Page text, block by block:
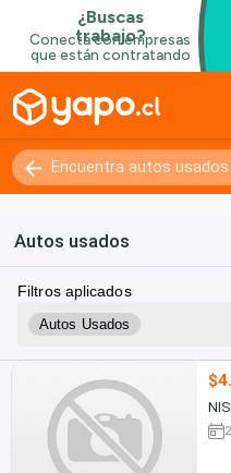
Autos usados
Filtros aplicados
Autos Usados